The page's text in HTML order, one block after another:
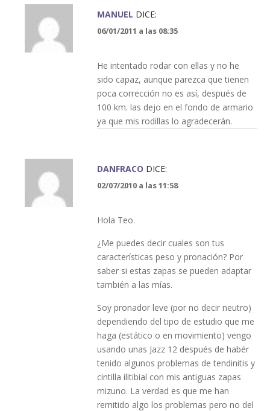
MANUEL DICE:
06/01/2011 a las 08:35
He intentado rodar con ellas y no he
sido capaz, aunque parezca que tienen
poca corrección no es así, después de
100 km. las dejo en el fondo de armario
ya que mis rodillas lo agradecerán.
DANFRACO DICE:
02/07/2010 a las 11:58
Hola Teo.
¿Me puedes decir cuales son tus
características peso y pronación? Por
saber si estas zapas se pueden adaptar
también a las mías.
Soy pronador leve (por no decir neutro)
dependiendo del tipo de estudio que me
haga (estático o en movimiento) vengo
usando unas Jazz 12 después de habér
tenido algunos problemas de tendinitis y
cintilla ilitibial con mis antiguas zapas
mizuno. La verdad es que me han
remitido algo los problemas pero no del